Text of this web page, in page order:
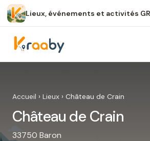
Lieux, événements et activités
spot dans Kraaby.
Accueil › Lieux › Château de Crain
Château de Crain
33750 Baron